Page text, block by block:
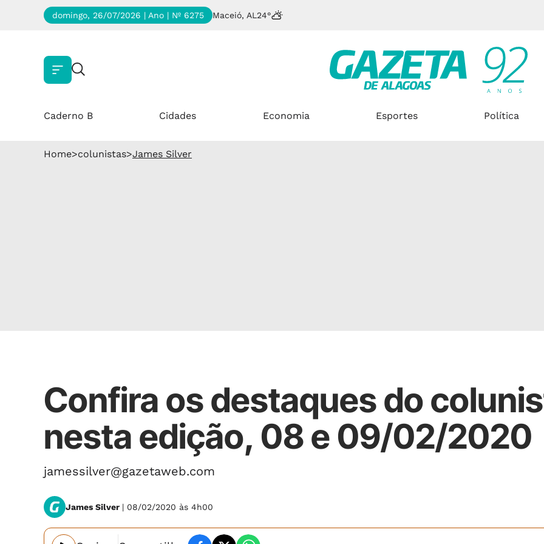
domingo, 26/07/2026 | Ano | Nº 6275 Maceió, AL 24°
Caderno B Cidades Economia Esportes Política
Home>colunistas>James Silver
Confira os destaques do
nesta edição, 08 e 09/02/2020
jamessilver@gazetaweb.com
James Silver | 08/02/2020 às 4h00